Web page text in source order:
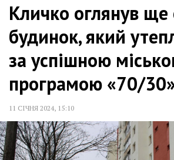
Кличко оглянув
будинок, який
за успішною
програмою «70/
11 СІЧНЯ 2024, 15:10